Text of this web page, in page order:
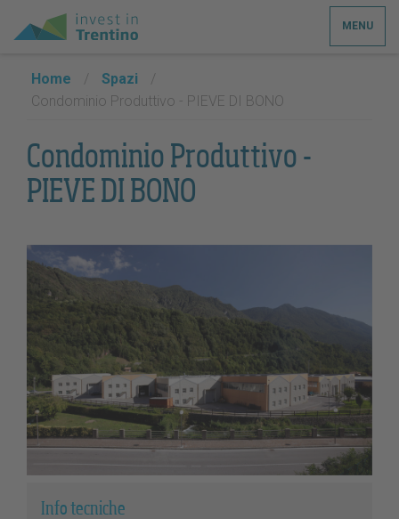
MENU
Home / Spazi
/
Condominio Produttivo - PIEVE DI BONO
Condominio Produttivo -
PIEVE DI BONO
Info tecniche